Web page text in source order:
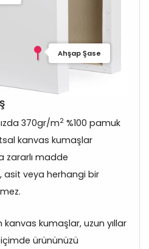
Ahşap Şase
370gr/m2 %100 pamuk
kanvas kumaşlar
zararlı madde
asit veya herhangi bir
kumaşlar, uzun yıllar
ürününüzü